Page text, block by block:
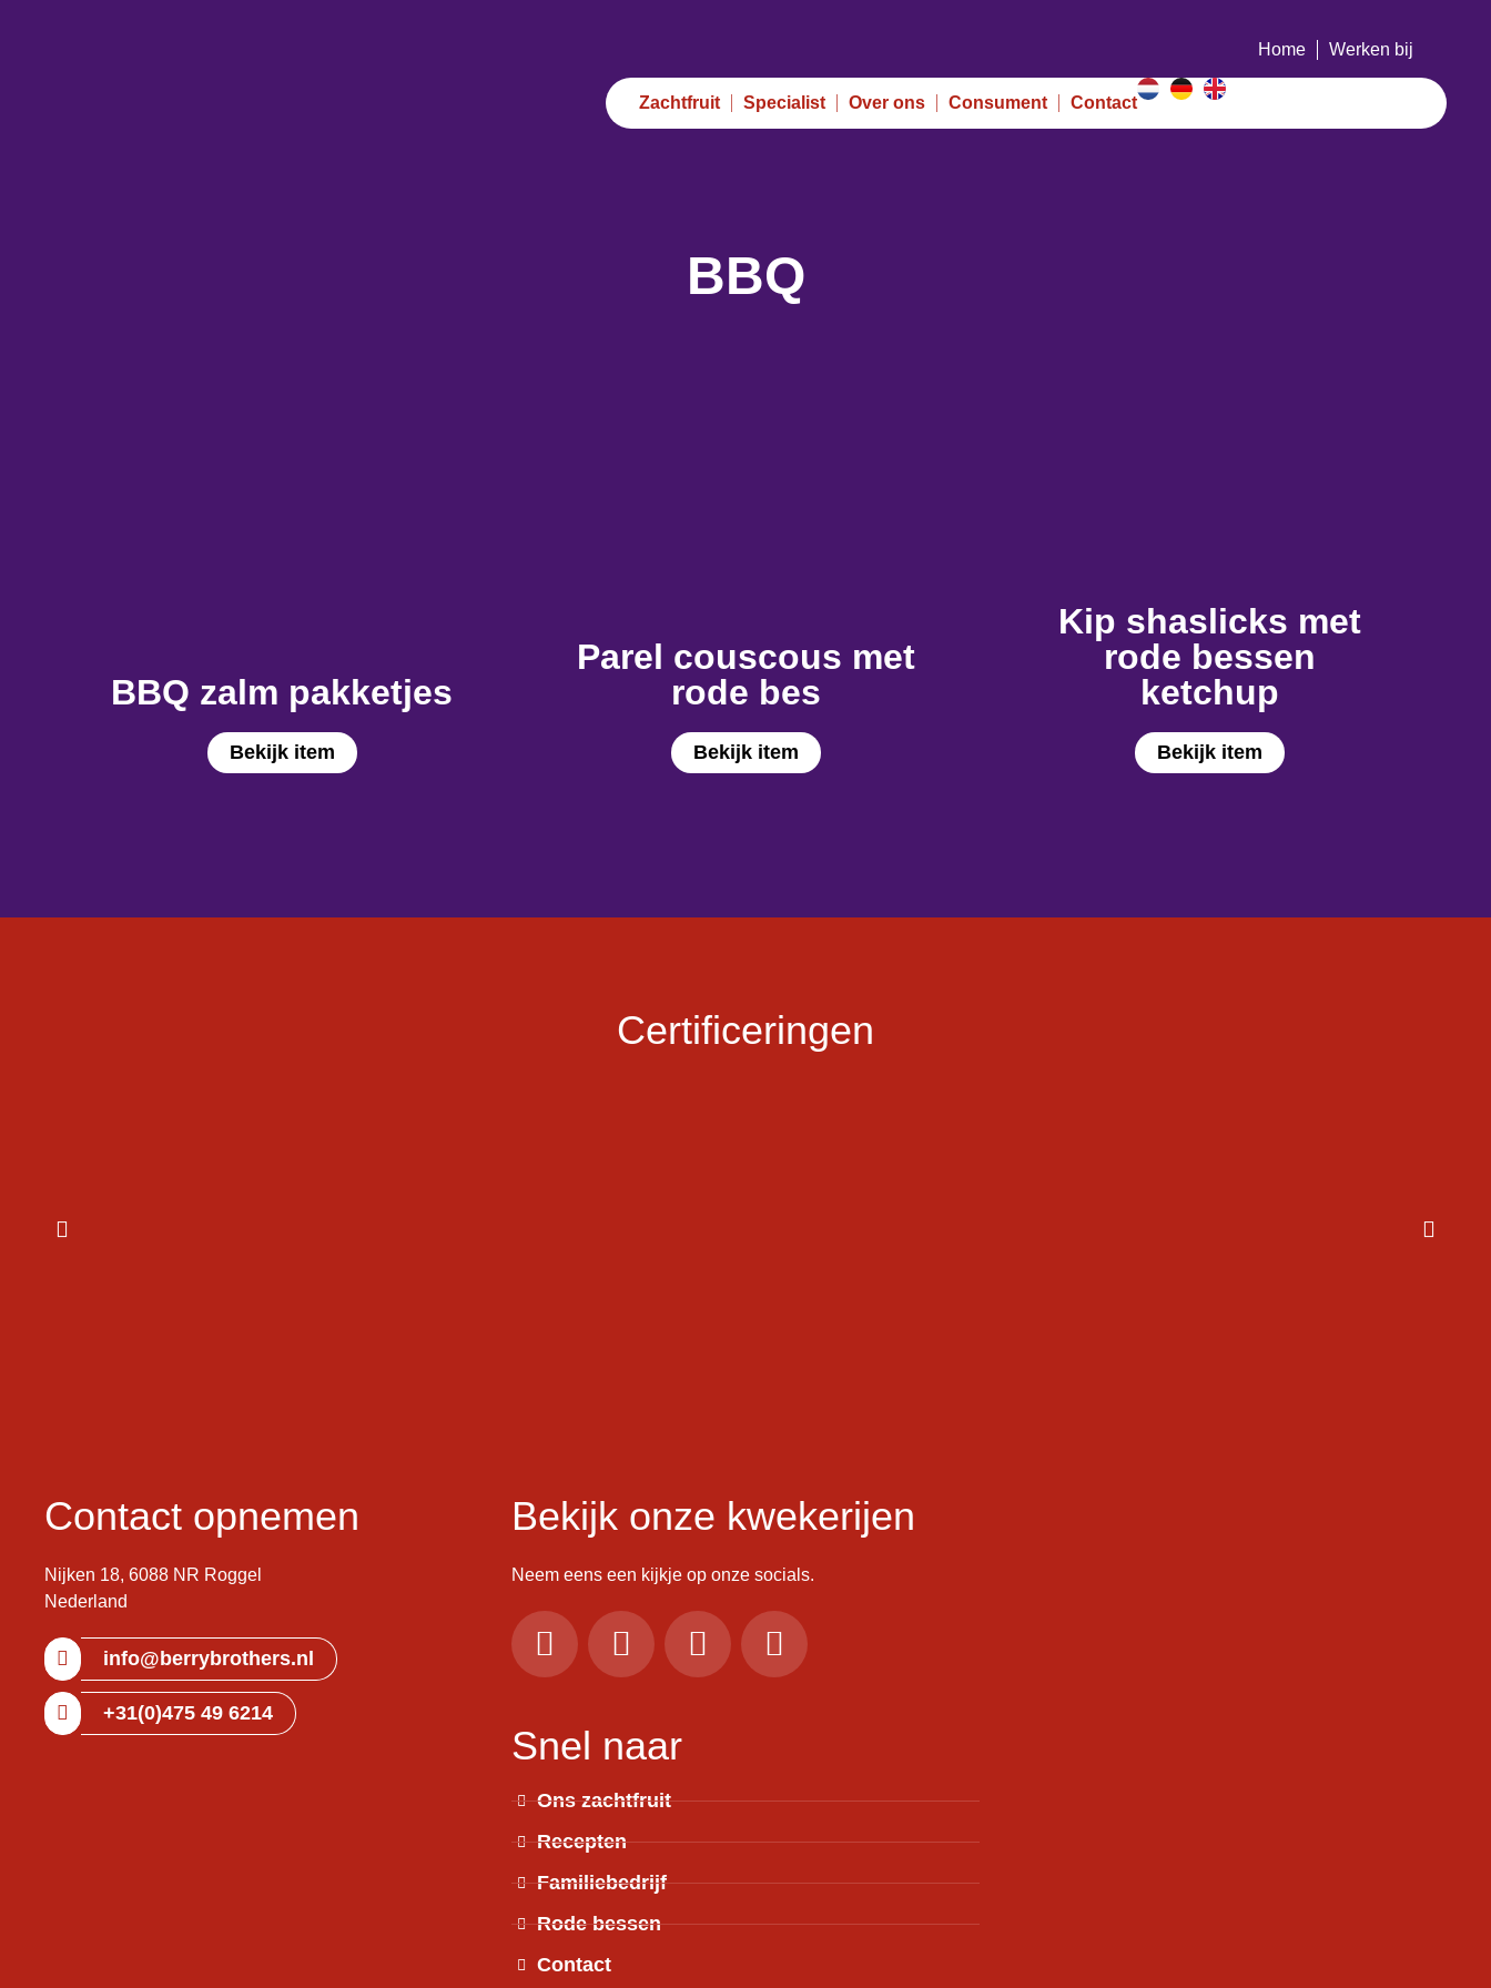
Home Werken bij
Zachtfruit Specialist Over ons Consument Contact
BBQ
Bekijk item
BBQ zalm pakketjes
Bekijk item
Parel couscous met
rode bes
Bekijk item
Kip shaslicks met
rode bessen
ketchup
Certificeringen
Contact opnemen
Nijken 18, 6088 NR Roggel
Nederland
info@berrybrothers.nl
+31(0)475 49 6214
Bekijk onze kwekerijen
Neem eens een kijkje op onze socials.
Snel naar
Ons zachtfruit
Recepten
Familiebedrijf
Rode bessen
Contact